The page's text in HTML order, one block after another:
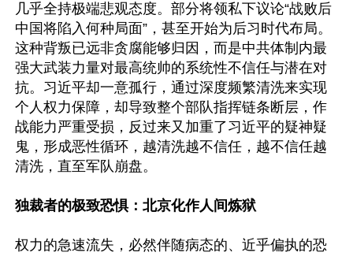
几乎全持极端悲观态度。部分将领私下议论“战败后
中国将陷入何种局面”，甚至开始为后习时代布局。
这种背叛已远非贪腐能够归因，而是中共体制内最
强大武装力量对最高统帅的系统性不信任与潜在对
抗。习近平却一意孤行，通过深度频繁清洗来实现
个人权力保障，却导致整个部队指挥链条断层，作
战能力严重受损，反过来又加重了习近平的疑神疑
鬼，形成恶性循环，越清洗越不信任，越不信任越
清洗，直至军队崩盘。
独裁者的极致恐惧：北京化作人间炼狱
权力的急速流失，必然伴随病态的、近乎偏执的恐